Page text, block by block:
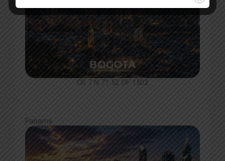
CR 7 N 71 52 OF 1502
Panama